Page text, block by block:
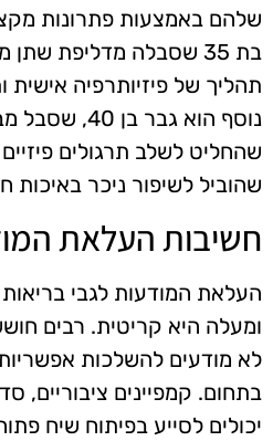
שלהם באמצעות פתרונות
בת 35 שסבלה מדליפת
תהליך של פיזיותרפיה אישית
נוסף הוא גבר
שהחליט לשלב תרגולים
שהוביל לשיפור ניכר באיכות
חשיבות העלאת
ומעלה היא קריטית. רבים
לא מודעים להשלכות
בתחום. קמפיינים ציבוריים,
יכולים לסייע בפיתוח שיח